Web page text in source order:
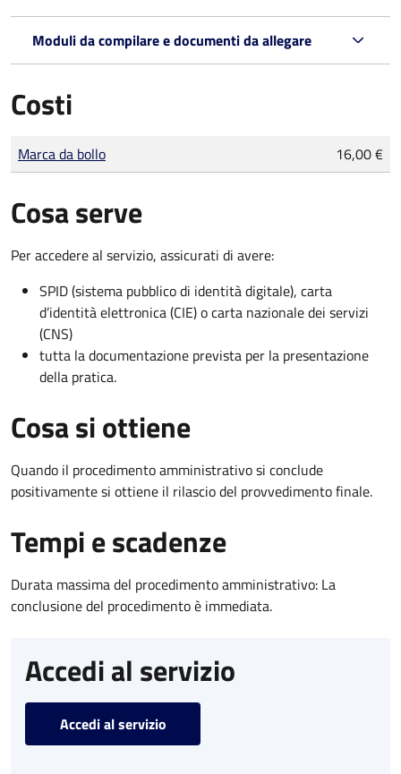
Moduli da compilare e documenti da allegare
Costi
Tipo di pagamento
Importo
Marca da bollo 16,00 €
Cosa serve
Per accedere al servizio, assicurati di avere:
SPID (sistema pubblico di identità digitale), carta
d’identità elettronica (CIE) o carta nazionale dei servizi
(CNS)
tutta la documentazione prevista per la presentazione
della pratica.
Cosa si ottiene
Quando il procedimento amministrativo si conclude
positivamente si ottiene il rilascio del provvedimento finale.
Tempi e scadenze
Durata massima del procedimento amministrativo: La
conclusione del procedimento è immediata.
Accedi al servizio
Accedi al servizio